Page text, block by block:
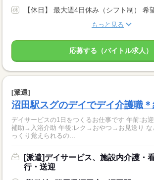
もっと見る
応募する（バイトル求人）
[派遣]
沼田駅スグのデイでデイ介護職
デイサービスの1日をつくるお仕事です 午前:お
補助→入浴介助 午後:レク→おやつ→お見送り な
っくり覚えられるの...
[派遣]デイサービス、施設内介護・
行・送迎